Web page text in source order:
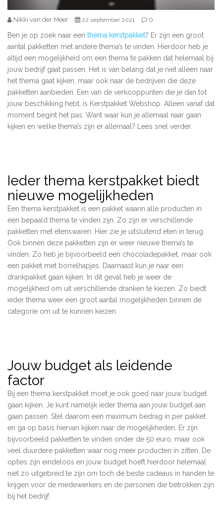
Nikki van der Meer 22 september 2021 0
Ben je op zoek naar een thema kerstpakket? Er zijn een groot
aantal pakketten met andere thema’s te vinden. Hierdoor heb je
altijd een mogelijkheid om een thema te pakken dat helemaal bij
jouw bedrijf gaat passen. Het is van belang dat je niet alleen naar
het thema gaat kijken, maar ook naar de bedrijven die deze
pakketten aanbieden. Een van de verkooppunten die je dan tot
jouw beschikking hebt, is Kerstpakket Webshop. Alleen vanaf dat
moment begint het pas. Want waar kun je allemaal naar gaan
kijken en welke thema’s zijn er allemaal? Lees snel verder.
Ieder thema kerstpakket biedt
nieuwe mogelijkheden
Een thema kerstpakket is een pakket waarin alle producten in
een bepaald thema te vinden zijn. Zo zijn er verschillende
pakketten met etenswaren. Hier zie je uitsluitend eten in terug.
Ook binnen deze pakketten zijn er weer nieuwe thema’s te
vinden. Zo heb je bijvoorbeeld een chocoladepakket, maar ook
een pakket met borrelhapjes. Daarnaast kun je naar een
drankpakket gaan kijken. In dit geval heb je weer de
mogelijkheid om uit verschillende dranken te kiezen. Zo biedt
ieder thema weer een groot aantal mogelijkheden binnen de
categorie om uit te kunnen kiezen.
Jouw budget als leidende
factor
Bij een thema kerstpakket moet je ook goed naar jouw budget
gaan kijken. Je kunt namelijk ieder thema aan jouw budget aan
gaan passen. Stel daarom een maximum bedrag in per pakket
en ga op basis hiervan kijken naar de mogelijkheden. Er zijn
bijvoorbeeld pakketten te vinden onder de 50 euro, maar ook
veel duurdere pakketten waar nog meer producten in zitten. De
opties zijn eindeloos en jouw budget hoeft hierdoor helemaal
niet zo uitgebreid te zijn om toch de beste cadeaus in handen te
krijgen voor de medewerkers en de personen die betrokken zijn
bij het bedrijf.